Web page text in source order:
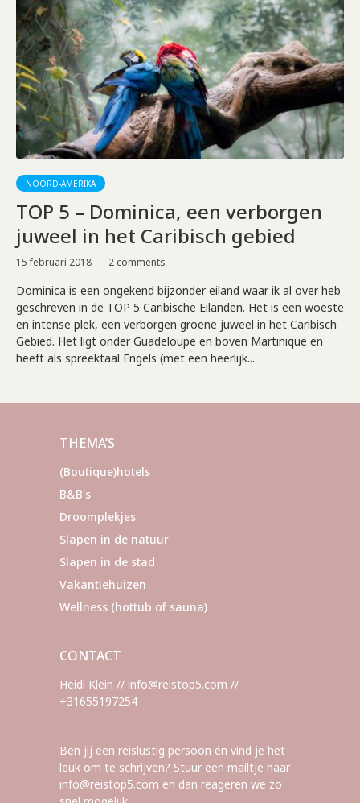
NOORD-AMERIKA
TOP 5 – Dominica, een verborgen
juweel in het Caribisch gebied
15 februari 2018 2 comments
Dominica is een ongekend bijzonder eiland waar ik al over heb
geschreven in de TOP 5 Caribische Eilanden. Het is een woeste
en intense plek, een verborgen groene juweel in het Caribisch
Gebied. Het ligt onder Guadeloupe en boven Martinique en
heeft als spreektaal Engels (met een heerlijk...
THEMA’S
(Boutique)hotels
B&B's
Droomplekjes
Slapen in de natuur
Slapen in de stad
Vakantiehuizen
Wellness (hottub of sauna)
CONTACT
Heidi Klein // info@reistop5.com //
+31655197254
Ben jij een reislustig persoon én vind je het
leuk om te schrijven? Stuur een mailtje naar
info@reistop5.com en dan reageren we zo